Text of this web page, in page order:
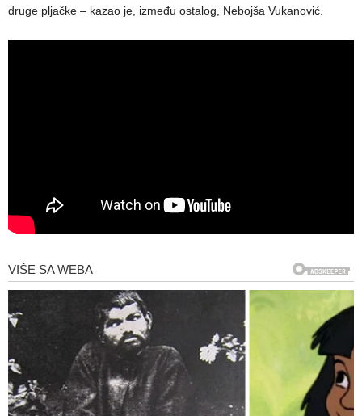
druge pljačke – kazao je, između ostalog, Nebojša Vukanović.